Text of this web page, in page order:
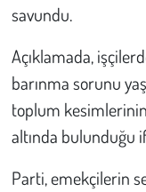
savundu.
Açıklamada,
barınma sorunu
toplum
altında bulunduğu
Parti, emekçilerin